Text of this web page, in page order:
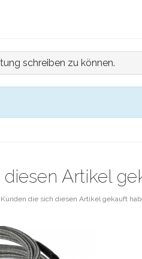
schreiben zu können.
diesen Artikel
Kunden die sich diesen Artikel gekauft